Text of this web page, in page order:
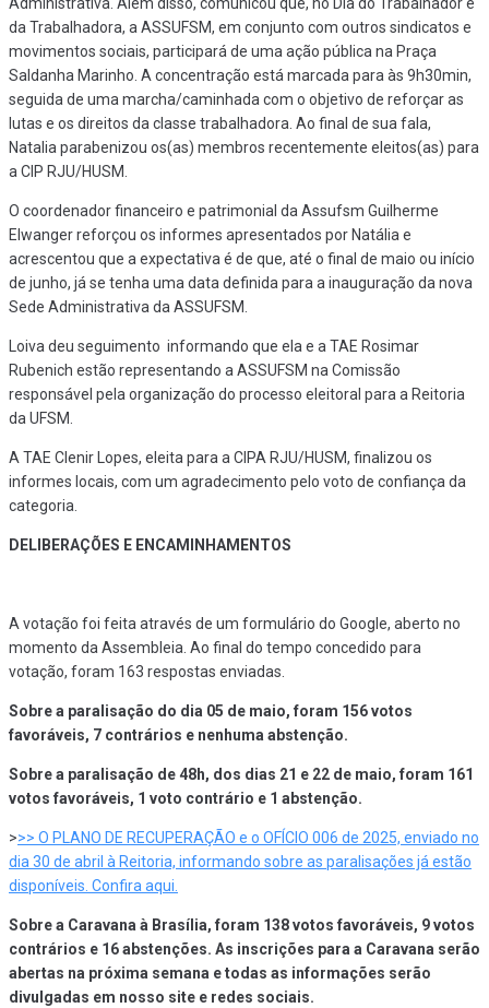
da Trabalhadora, a ASSUFSM, em conjunto com outros sindicatos e
movimentos sociais, participará de uma ação pública na Praça
Saldanha Marinho. A concentração está marcada para às 9h30min,
seguida de uma marcha/caminhada com o objetivo de reforçar as
lutas e os direitos da classe trabalhadora. Ao final de sua fala,
Natalia parabenizou os(as) membros recentemente eleitos(as) para
a CIP RJU/HUSM.
O coordenador financeiro e patrimonial da Assufsm Guilherme
Elwanger reforçou os informes apresentados por Natália e
acrescentou que a expectativa é de que, até o final de maio ou início
de junho, já se tenha uma data definida para a inauguração da nova
Sede Administrativa da ASSUFSM.
Loiva deu seguimento informando que ela e a TAE Rosimar
Rubenich estão representando a ASSUFSM na Comissão
responsável pela organização do processo eleitoral para a Reitoria
da UFSM.
A TAE Clenir Lopes, eleita para a CIPA RJU/HUSM, finalizou os
informes locais, com um agradecimento pelo voto de confiança da
categoria.
DELIBERAÇÕES E ENCAMINHAMENTOS
A votação foi feita através de um formulário do Google, aberto no
momento da Assembleia. Ao final do tempo concedido para
votação, foram 163 respostas enviadas.
Sobre a paralisação do dia 05 de maio, foram 156 votos
favoráveis, 7 contrários e nenhuma abstenção.
Sobre a paralisação de 48h, dos dias 21 e 22 de maio, foram 161
votos favoráveis, 1 voto contrário e 1 abstenção.
>>> O PLANO DE RECUPERAÇÃO e o OFÍCIO 006 de 2025, enviado no
dia 30 de abril à Reitoria, informando sobre as paralisações já estão
disponíveis. Confira aqui.
Sobre a Caravana à Brasília, foram 138 votos favoráveis, 9 votos
contrários e 16 abstenções. As inscrições para a Caravana serão
abertas na próxima semana e todas as informações serão
divulgadas em nosso site e redes sociais.